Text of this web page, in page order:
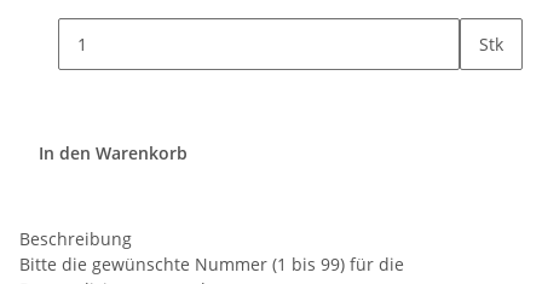
Stk
In den Warenkorb
Beschreibung
Bitte die gewünschte Nummer (1 bis 99) für die